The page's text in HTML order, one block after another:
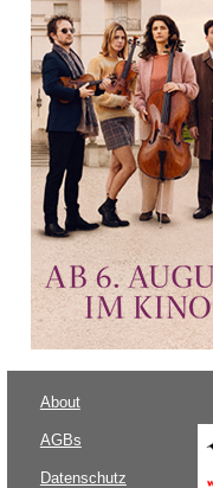
About
AGBs
Datenschutz